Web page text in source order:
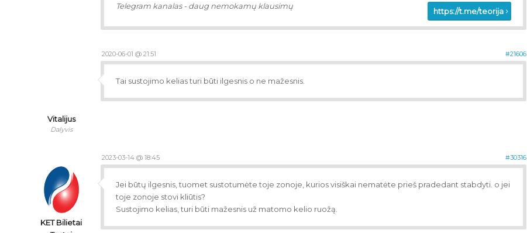
Telegram kanalas - daug nemokamų klausimų
https://t.me/teorija
2020-06-01 @ 21:51 #21606
Vitalijus
Dalyvis
Tai sustojimo kelias turi būti ilgesnis o ne mažesnis.
2023-03-14 @ 18:45 #30316
KET Bilietai
Jei būtų ilgesnis, tuomet sustotumėte toje zonoje, kurios visiškai nematėte prieš pradedant stabdyti. o jei
toje zonoje stovi kliūtis?
Sustojimo kelias, turi būti mažesnis už matomo kelio ruožą.